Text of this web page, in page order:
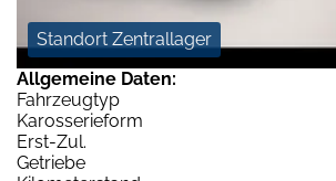
Standort Zentrallager
Allgemeine Daten:
Fahrzeugtyp
Karosserieform
Erst-Zul.
Getriebe